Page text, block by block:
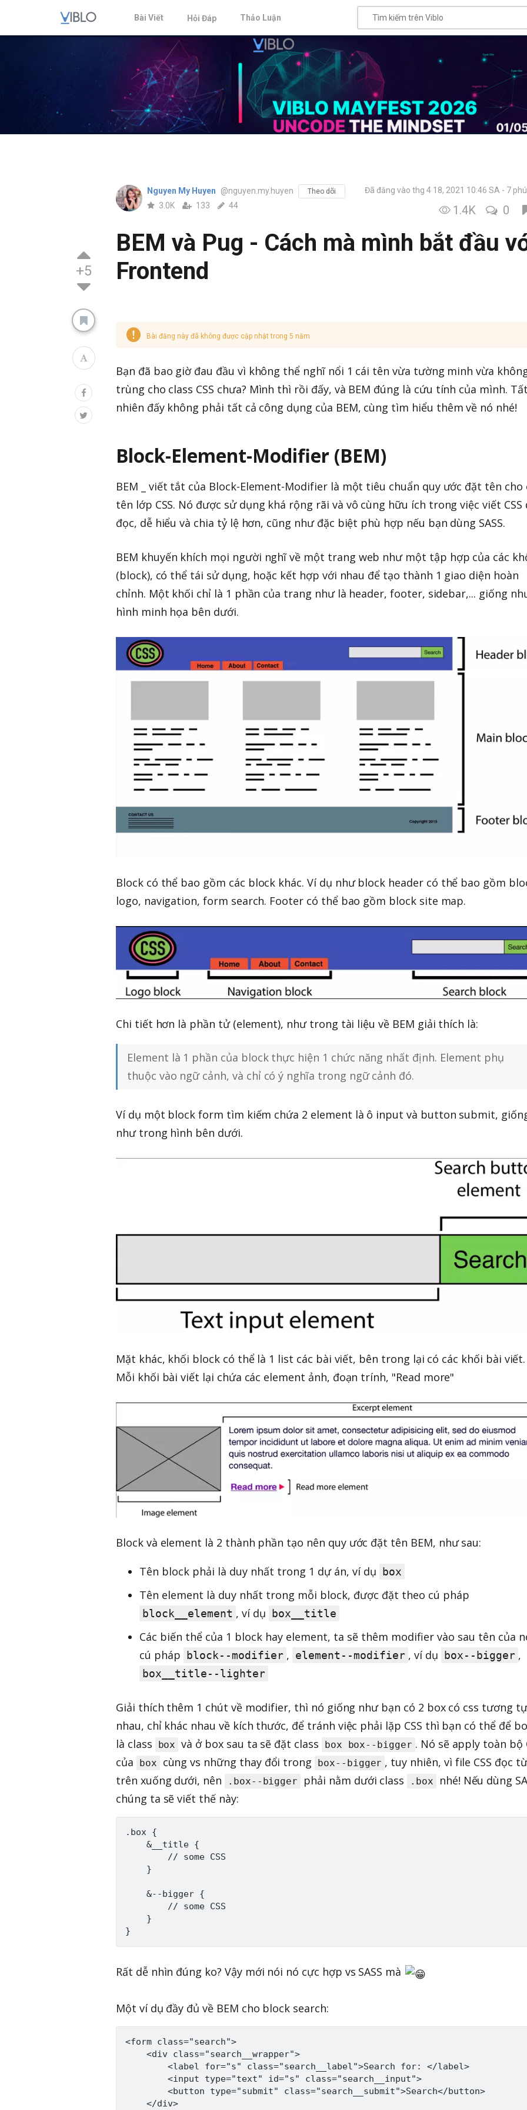
Bài Viết Hỏi Đáp Thảo Luận
+5
Nguyen My Huyen @nguyen.my.huyen Theo dõi
3.0K 133 44
Đã đăng vào thg 4 18, 2021 10:46 SA 7
1.4K 0
BEM và Pug - Cách mà mình bắt đầu
Frontend
Bài đăng này đã không được cập nhật trong 5 năm
Bạn đã bao giờ đau đầu vì không thể nghĩ nổi 1 cái tên vừa tường minh vừa
trùng cho class CSS chưa? Mình thì rồi đấy, và BEM đúng là cứu tính của mình.
nhiên đấy không phải tất cả công dụng của BEM, cùng tìm hiểu thêm về nó nhé!
Block-Element-Modifier (BEM)
BEM _ viết tắt của Block-Element-Modifier là một tiêu chuẩn quy ước đặt tên cho
tên lớp CSS. Nó được sử dụng khá rộng rãi và vô cùng hữu ích trong việc viết CSS
đọc, dễ hiểu và chia tỷ lệ hơn, cũng như đặc biệt phù hợp nếu bạn dùng SASS.
BEM khuyến khích mọi người nghĩ về một trang web như một tập hợp của các
(block), có thể tái sử dụng, hoặc kết hợp với nhau để tạo thành 1 giao diện hoàn
chỉnh. Một khối chỉ là 1 phần của trang như là header, footer, sidebar,... giống
hình minh họa bên dưới.
Block có thể bao gồm các block khác. Ví dụ như block header có thể bao gồm
logo, navigation, form search. Footer có thể bao gồm block site map.
Chi tiết hơn là phần tử (element), như trong tài liệu về BEM giải thích là:
Element là 1 phần của block thực hiện 1 chức năng nhất định. Element phụ
thuộc vào ngữ cảnh, và chỉ có ý nghĩa trong ngữ cảnh đó.
Ví dụ một block form tìm kiếm chứa 2 element là ô input và button submit,
như trong hình bên dưới.
Mặt khác, khối block có thể là 1 list các bài viết, bên trong lại có các khối bài viết.
Mỗi khối bài viết lại chứa các element ảnh, đoạn trính, "Read more"
Block và element là 2 thành phần tạo nên quy ước đặt tên BEM, như sau:
Tên block phải là duy nhất trong 1 dự án, ví dụ box
Tên element là duy nhất trong mỗi block, được đặt theo cú pháp
block__element , ví dụ box__title
Các biến thể của 1 block hay element, ta sẽ thêm modifier vào sau tên của
cú pháp
block--modifier , element--modifier , ví dụ box--bigger ,
box__title--lighter
Giải thích thêm 1 chút về modifier, thì nó giống như bạn có 2 box có css tương tự
nhau, chỉ khác nhau về kích thước, để tránh việc phải lặp CSS thì bạn có thể để
là class
box và ở box sau ta sẽ đặt class box box--bigger . Nó sẽ apply toàn bộ
của
box cùng vs những thay đổi trong box--bigger , tuy nhiên, vì file CSS đọc từ
trên xuống dưới, nên
.box--bigger phải nằm dưới class .box
nhé! Nếu dùng
chúng ta sẽ viết thế này:
.box {
    &__title {
        // some CSS
    }
    &--bigger {
        // some CSS
    }
Rất dễ nhìn đúng ko? Vậy mới nói nó cực hợp vs SASS mà
Một ví dụ đầy đủ về BEM cho block search:
<form class="search">
    <div class="search__wrapper">
        <label for="s" class="search__label">Search for: </label>
        <input type="text" id="s" class="search__input">
        <button type="submit" class="search__submit">Search</button>
    </div>